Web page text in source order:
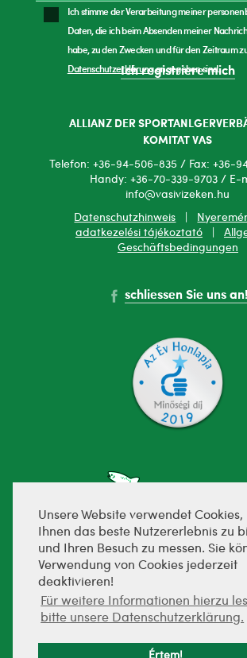
Unsere Website verwendet Cookies,
Ihnen das beste Nutzererlebnis zu
und Ihren Besuch zu messen. Sie
Verwendung von Cookies jederzeit
deaktivieren!
Für weitere Informationen hierzu
bitte unsere Datenschutzerklärung.
Ich stimme der Verarbeitung meiner
Daten, die ich beim Absenden meiner
habe, zu den Zwecken und für den Zeitraum
Datenschutzerklärungangegeben sind.
Ich registriere mich
ALLIANZ DER
KOMITAT VAS
Telefon: +36-94-506-835 / Fax: +36-
Handy: +36-70-339-9703 / E-
info@vasivizeken.hu
Datenschutzhinweis
adatkezelési tájékoztató|
Geschäftsbedingungen
schliessen Sie uns an!
fejlesztette: